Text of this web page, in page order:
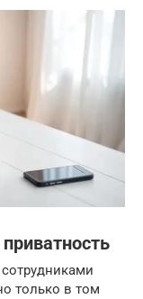
только в том